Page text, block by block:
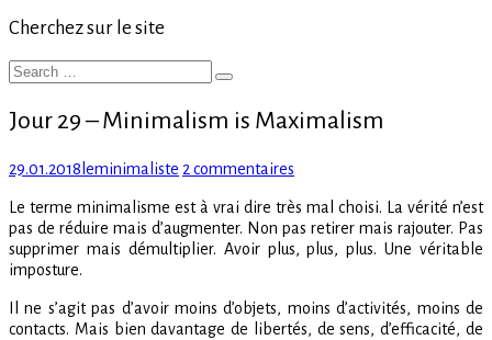
Sidebar
Cherchez sur le site
Search
Search
Jour 29 – Minimalism is Maximalism
Posted
29.01.2018 Author
leminimaliste 2 commentaires
29
–
Minimalism
Le terme minimalisme est à vrai dire très mal choisi. La vérité n’est
pas de réduire mais d’augmenter. Non pas retirer mais rajouter. Pas
supprimer mais démultiplier. Avoir plus, plus, plus. Une véritable
imposture.
Il ne s’agit pas d’avoir moins d’objets, moins d’activités, moins de
contacts. Mais bien davantage de libertés, de sens, d’efficacité, de